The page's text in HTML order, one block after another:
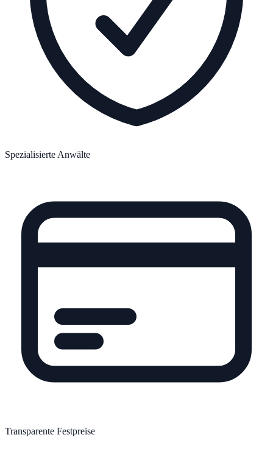
Spezialisierte Anwälte
Transparente Festpreise